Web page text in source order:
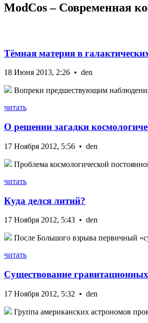
ModCos – Современная
Тёмная материя в
18 Июня 2013, 2:26 • den
Вопреки предшествующим
читать
О решении загадки
17 Ноября 2012, 5:56 • den
Проблема космологической
читать
Куда делся литий?
17 Ноября 2012, 5:43 • den
После Большого взрыва первичный
читать
Существование
17 Ноября 2012, 5:32 • den
Группа американских астрономов